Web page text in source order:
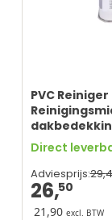
PVC Reiniger
Inhoud 1L
Direct
Adviesprijs:29,
26,50
21,90 excl. BTW